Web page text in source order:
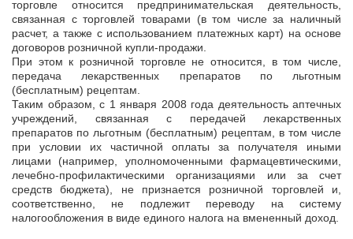
торговле относится предпринимательская деятельность,
связанная с торговлей товарами (в том числе за наличный
расчет, а также с использованием платежных карт) на основе
договоров розничной купли-продажи.
При этом к розничной торговле не относится, в том числе,
передача лекарственных препаратов по льготным
(бесплатным) рецептам.
Таким образом, с 1 января 2008 года деятельность аптечных
учреждений, связанная с передачей лекарственных
препаратов по льготным (бесплатным) рецептам, в том числе
при условии их частичной оплаты за получателя иными
лицами (например, уполномоченными фармацевтическими,
лечебно-профилактическими организациями или за счет
средств бюджета), не признается розничной торговлей и,
соответственно, не подлежит переводу на систему
налогообложения в виде единого налога на вмененный доход.